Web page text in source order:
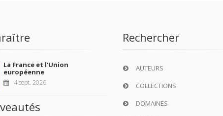
La France et l'Union
européenne
4 sept. 2026
Rechercher
AUTEURS
COLLECTIONS
DOMAINES